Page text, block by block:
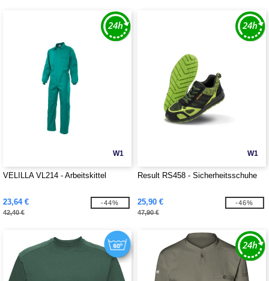
W1
VELILLA VL214 - Arbeitskittel
23,64 €
42,40 €
-44%
W1
Result RS458 - Sicherheitsschuhe
25,90 €
47,90 €
-46%